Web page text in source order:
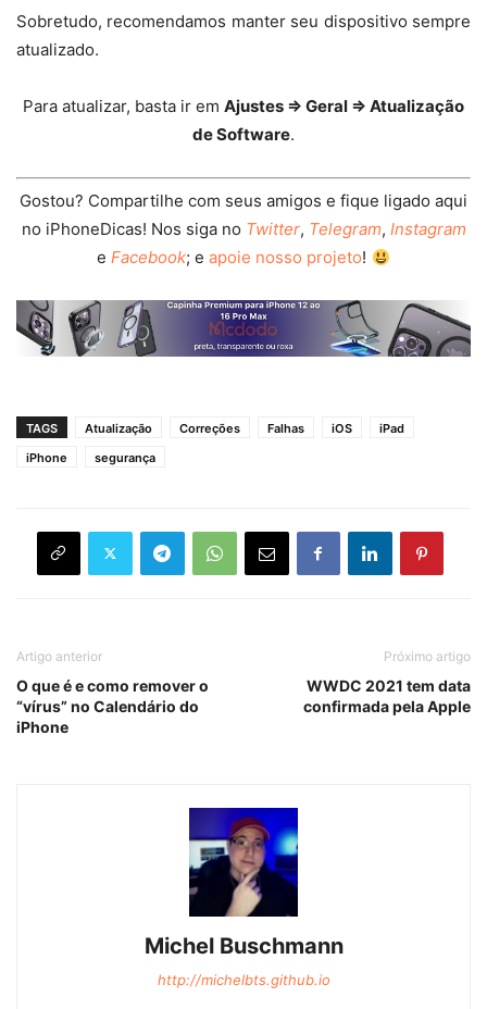
Sobretudo, recomendamos manter seu dispositivo sempre
atualizado.
Para atualizar, basta ir em Ajustes ⇒ Geral ⇒ Atualização
de Software.
Gostou? Compartilhe com seus amigos e fique ligado aqui
no iPhoneDicas! Nos siga no Twitter, Telegram, Instagram
eFacebook; eapoie nosso projeto!
TAGS Atualização Correções Falhas iOS
iPad
iPhone
segurança
Artigo anterior
O que é e como remover o
“vírus” no Calendário do
iPhone
Próximo artigo
WWDC 2021 tem data
confirmada pela Apple
Michel Buschmann
http://michelbts.github.io